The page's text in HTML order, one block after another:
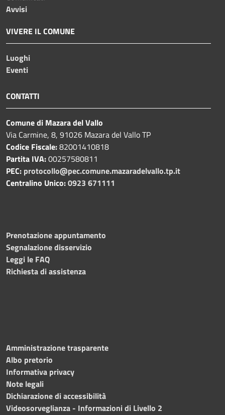
Avvisi
VIVERE IL COMUNE
Luoghi
Eventi
CONTATTI
Comune di Mazara del Vallo
Via Carmine, 8, 91026 Mazara del Vallo TP
Codice Fiscale:82001410818
Partita IVA:00257580811
PEC: protocollo@pec.comune.mazaradelvallo.tp.it
Centralino Unico:0923 671111
Prenotazione appuntamento
Segnalazione disservizio
Leggi le FAQ
Richiesta di assistenza
Amministrazione trasparente
Albo pretorio
Informativa privacy
Note legali
Dichiarazione di accessibilità
Videosorveglianza - Informazioni di Livello 2